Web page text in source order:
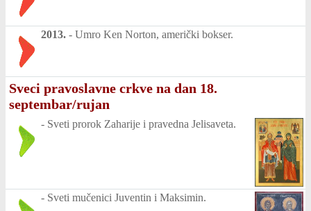
2013. - Umro Ken Norton, američki bokser.
Sveci pravoslavne crkve na dan 18.
septembar/rujan
- Sveti prorok Zaharije i pravedna Jelisaveta.
- Sveti mučenici Juventin i Maksimin.